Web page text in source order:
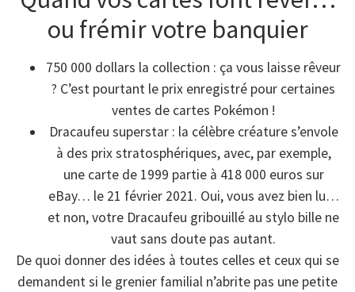
ou frémir votre banquier
750 000 dollars la collection : ça vous laisse rêveur
? C’est pourtant le prix enregistré pour certaines
ventes de cartes Pokémon !
Dracaufeu superstar : la célèbre créature s’envole
à des prix stratosphériques, avec, par exemple,
une carte de 1999 partie à 418 000 euros sur
eBay… le 21 février 2021. Oui, vous avez bien lu…
et non, votre Dracaufeu gribouillé au stylo bille ne
vaut sans doute pas autant.
De quoi donner des idées à toutes celles et ceux qui se
demandent si le grenier familial n’abrite pas une petite